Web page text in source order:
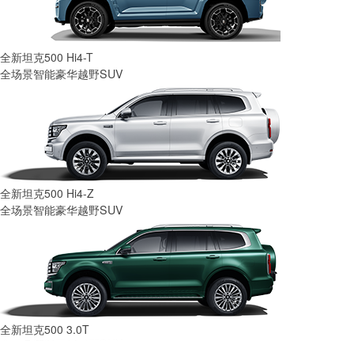
全新坦克500 Hi4-T
全场景智能豪华越野SUV
全新坦克500 Hi4-Z
全场景智能豪华越野SUV
全新坦克500 3.0T